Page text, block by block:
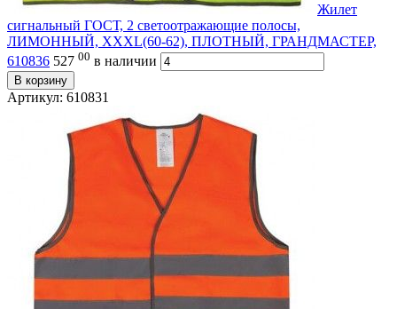
Жилет
сигнальный ГОСТ, 2 светоотражающие полосы,
ЛИМОННЫЙ, XXXL(60-62), ПЛОТНЫЙ, ГРАНДМАСТЕР,
610836 527 00 в наличии
В корзину
Артикул: 610831